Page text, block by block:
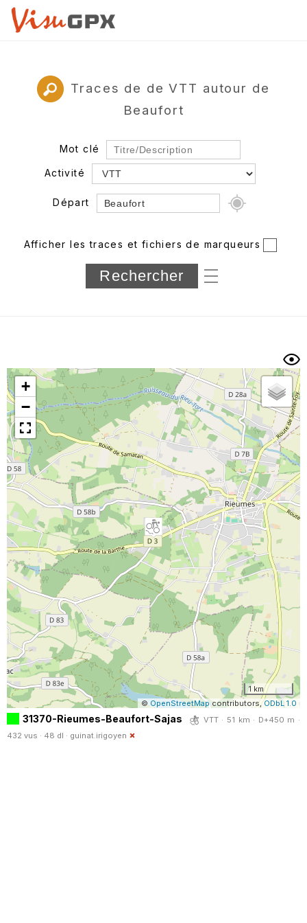
Traces de de VTT autour de
Beaufort
Mot clé
Activité
Départ
Département
Longueur min/max
Trier par
Horodatage Photos
Afficher les traces et fichiers de marqueurs
+
−
1 km
©OpenStreetMapcontributors,ODbL 1.0
31370-Rieumes-Beaufort-Sajas
VTT · 51 km · D+450 m ·
432 vus · 48 dl · guinat.irigoyen